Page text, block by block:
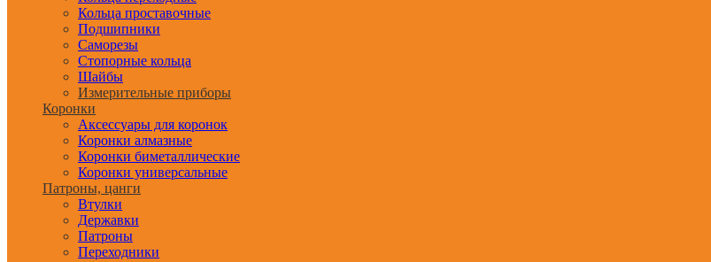
Кольца проставочные
Подшипники
Саморезы
Стопорные кольца
Шайбы
Измерительные приборы
Коронки
Аксессуары для коронок
Коронки алмазные
Коронки биметаллические
Коронки универсальные
Патроны, цанги
Втулки
Державки
Патроны
Переходники